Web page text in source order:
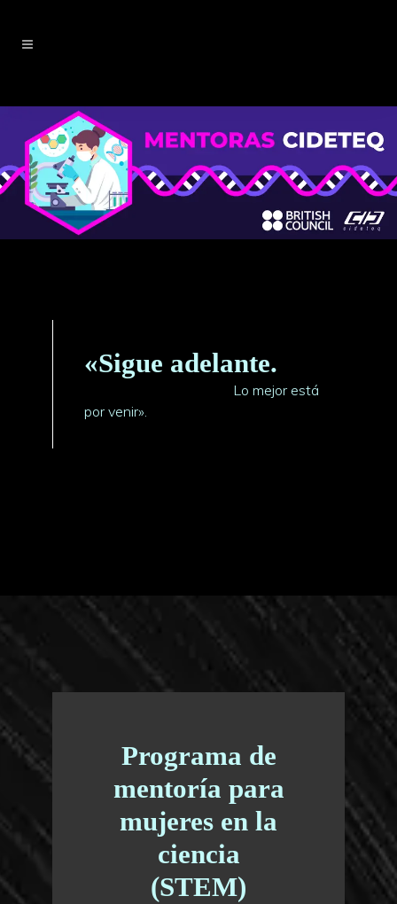
«Sigue adelante.
Lo mejor está
por venir».
Programa de
mentoría para
mujeres en la
ciencia
(STEM)